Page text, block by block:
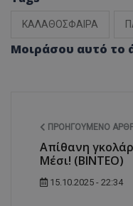
ΚΑΛΑΘΟΣΦΑΙΡΑ
Μοιράσου αυτό το
ΠΡΟΗΓΟΎΜΕΝΟ
Απίθανη
Μέσι! (ΒΙΝΤΕΟ)
15.10.2025 - 22:34